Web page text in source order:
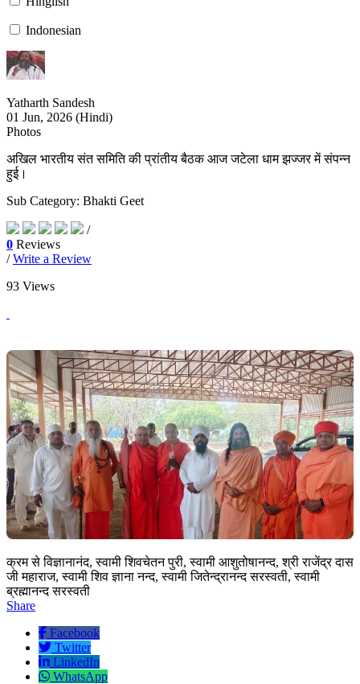
Indonesian
Yatharth Sandesh
01 Jun, 2026 (Hindi)
Photos
अखिल भारतीय संत समिति की प्रांतीय बैठक आज जटेला धाम झज्जर में संपन्न
हुई।
Sub Category: Bhakti Geet
/
0 Reviews
/ Write a Review
93 Views
क्रम से विज्ञानानंद, स्वामी शिवचेतन पुरी, स्वामी आशुतोषानन्द, श्री राजेंद्र दास
जी महाराज, स्वामी शिव ज्ञाना नन्द, स्वामी जितेन्द्रानन्द सरस्वती, स्वामी
ब्रह्मानन्द सरस्वती
Share
Facebook
Twitter
LinkedIn
WhatsApp